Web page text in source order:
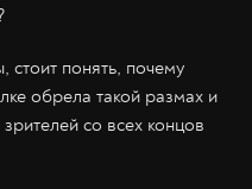
стоит понять, почему
обрела такой размах и
со всех концов